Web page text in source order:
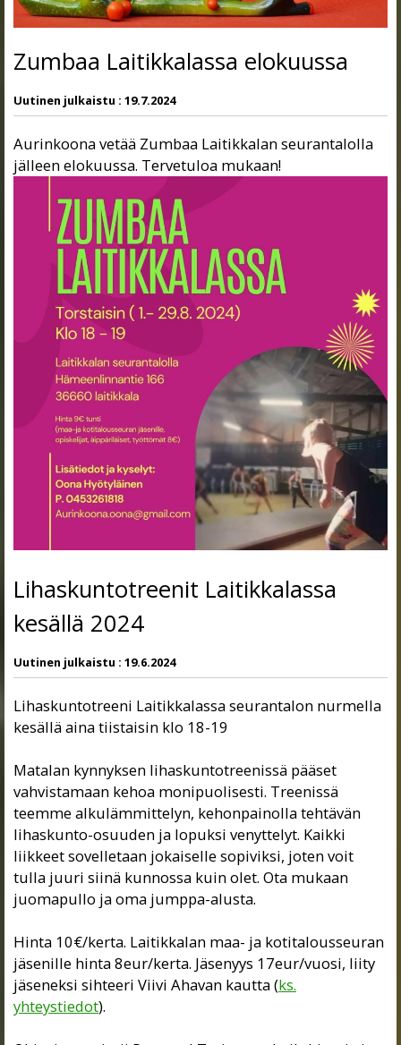
Zumbaa Laitikkalassa elokuussa
Uutinen julkaistu : 19.7.2024
Aurinkoona vetää Zumbaa Laitikkalan seurantalolla
jälleen elokuussa. Tervetuloa mukaan!
Lihaskuntotreenit Laitikkalassa
kesällä 2024
Uutinen julkaistu : 19.6.2024
Lihaskuntotreeni Laitikkalassa seurantalon nurmella
kesällä aina tiistaisin klo 18-19
Matalan kynnyksen lihaskuntotreenissä pääset
vahvistamaan kehoa monipuolisesti. Treenissä
teemme alkulämmittelyn, kehonpainolla tehtävän
lihaskunto-osuuden ja lopuksi venyttelyt. Kaikki
liikkeet sovelletaan jokaiselle sopiviksi, joten voit
tulla juuri siinä kunnossa kuin olet. Ota mukaan
juomapullo ja oma jumppa-alusta.
Hinta 10€/kerta. Laitikkalan maa- ja kotitalousseuran
jäsenille hinta 8eur/kerta. Jäsenyys 17eur/vuosi, liity
jäseneksi sihteeri Viivi Ahavan kautta (ks.
yhteystiedot).